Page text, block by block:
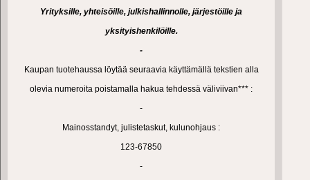
Yrityksille, yhteisöille, julkishallinnolle, järjestöille ja
yksityishenkilöille.
-
Kaupan tuotehaussa löytää seuraavia käyttämällä tekstien alla
olevia numeroita poistamalla hakua tehdessä väliviivan*** :
-
Mainosstandyt, julistetaskut, kulunohjaus :
123-67850
-